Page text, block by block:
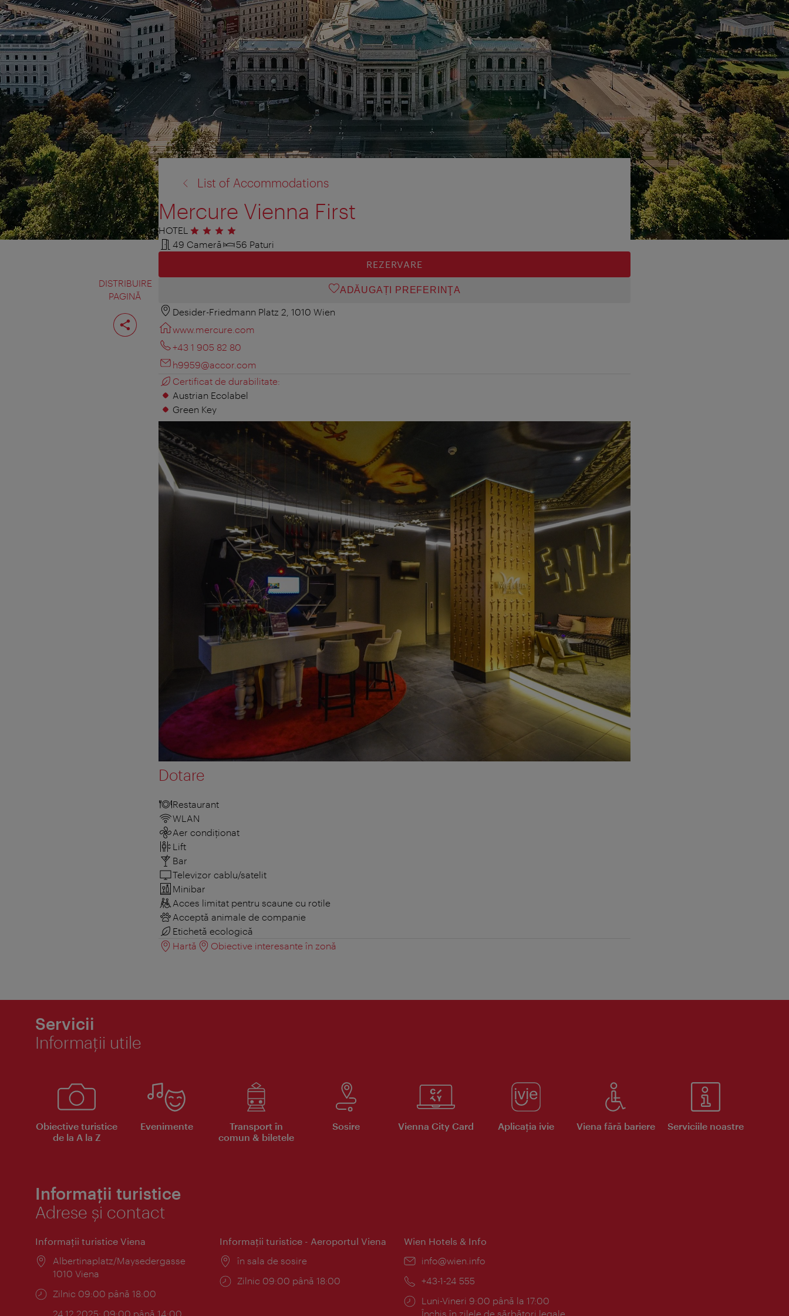
DISTRIBUIRE
PAGINĂ
Distribuiţi
pagina
List of Accommodations
Mercure Vienna First
HOTEL 4 stele
49 Cameră
56 Paturi
REZERVARE
ADĂUGAȚI PREFERINŢA
Desider-Friedmann Platz 2, 1010 Wien
www.mercure.com
+43 1 905 82 80
h9959@accor.com
Certificat de durabilitate:
Austrian Ecolabel
Green Key
Dotare
Restaurant
WLAN
Aer condiționat
Lift
Bar
Televizor cablu/satelit
Minibar
Acces limitat pentru scaune cu rotile
Acceptă animale de companie
Etichetă ecologică
Hartă
Obiective interesante în zonă
Servicii
Informaţii utile
Obiective turistice
de la A la Z
Evenimente
Transport în
comun & biletele
Sosire Vienna City Card Aplicaţia ivie Viena fără bariere Serviciile noastre
Informații turistice
Adrese și contact
Informaţii turistice Viena
Locul:
Albertinaplatz/Maysedergasse
1010 Viena
Program:
Zilnic 09:00 până 18:00
24.12.2025: 09:00 până 14:00
Informaţii turistice - Aeroportul Viena
Locul:
în sala de sosire
Program:
Zilnic 09:00 până 18:00
Wien Hotels & Info
E-
info@wien.info
Telefon:
+43-1-24 555
Program:
Luni-Vineri 9:00 până la 17:00
Închis în zilele de sărbători legale